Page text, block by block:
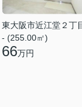
東大阪市近江堂２丁
- (255.00㎡)
66万円